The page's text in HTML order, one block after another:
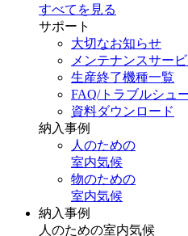
すべてを見る
サポート
大切なお知らせ
メンテナンスサー
生産終了機種一覧
FAQ/トラブルシュ
資料ダウンロード
納入事例
人のための
室内気候
物のための
室内気候
納入事例
人のための室内気候